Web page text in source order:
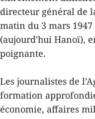
directeur général de
matin du 3 mars 1947
(aujourd'hui Hanoï),
poignante.
Les journalistes de
formation
économie, affaires